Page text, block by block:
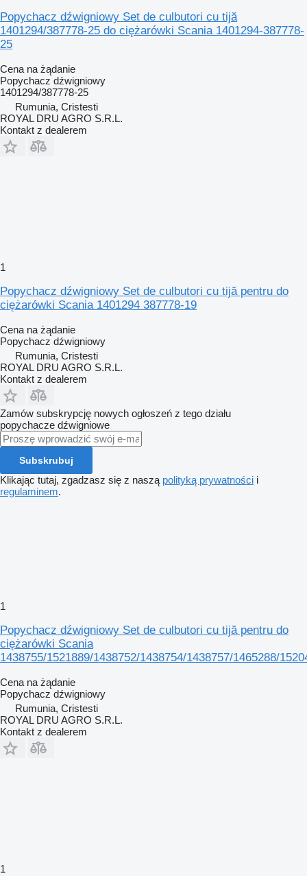
Popychacz dźwigniowy Set de culbutori cu tijă
1401294/387778-25 do ciężarówki Scania 1401294-387778-
25
Cena na żądanie
Popychacz dźwigniowy
1401294/387778-25
Rumunia, Cristesti
ROYAL DRU AGRO S.R.L.
Kontakt z dealerem
1
Popychacz dźwigniowy Set de culbutori cu tijă pentru do
ciężarówki Scania 1401294 387778-19
Cena na żądanie
Popychacz dźwigniowy
Rumunia, Cristesti
ROYAL DRU AGRO S.R.L.
Kontakt z dealerem
Zamów subskrypcję nowych ogłoszeń z tego działu
popychacze dźwigniowe
Subskrubuj
Klikając tutaj, zgadzasz się z naszą polityką prywatności i
regulaminem.
1
Popychacz dźwigniowy Set de culbutori cu tijă pentru do
ciężarówki Scania
1438755/1521889/1438752/1438754/1438757/1465288/
Cena na żądanie
Popychacz dźwigniowy
Rumunia, Cristesti
ROYAL DRU AGRO S.R.L.
Kontakt z dealerem
1